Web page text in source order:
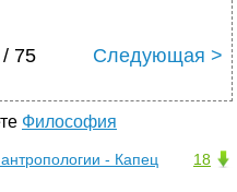
75 Следующая >
Философия
18
- Капец